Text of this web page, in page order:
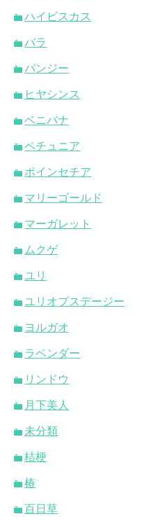
ハイビスカス
バラ
パンジー
ヒヤシンス
ベニバナ
ペチュニア
ポインセチア
マリーゴールド
マーガレット
ムクゲ
ユリ
ユリオプスデージー
ヨルガオ
ラベンダー
リンドウ
月下美人
未分類
桔梗
椿
百日草